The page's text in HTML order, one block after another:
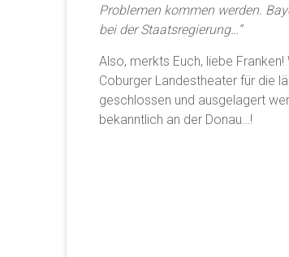
Problemen kommen werden.
bei der Staatsregierung…”
Also, merkts Euch, liebe
Coburger Landestheater für die
geschlossen und ausgelagert
bekanntlich an der Donau…!